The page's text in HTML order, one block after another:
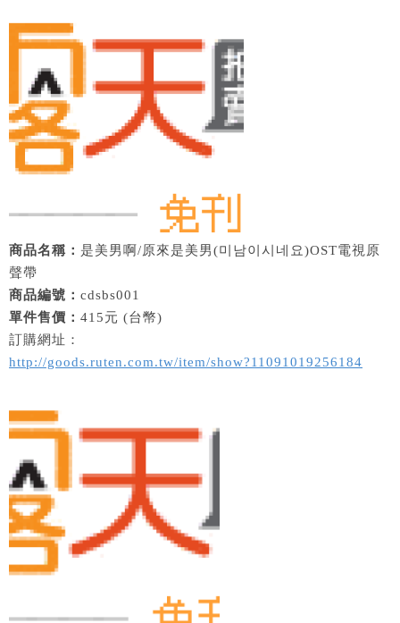
商品名稱： 是美男啊/原來是美男(미남이시네요)OST電視原
聲帶
商品編號： cdsbs001
單件售價： 415元 (台幣)
訂購網址：
http://goods.ruten.com.tw/item/show?11091019256184